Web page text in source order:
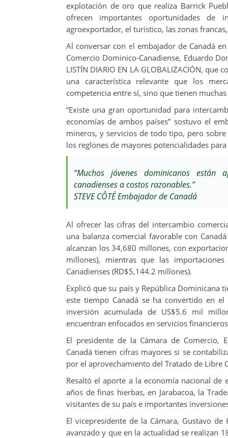
explotación de oro que realiza Barrick
ofrecen importantes oportunidades
agroexportador, el turístico, las zonas
Al conversar con el embajador de Canadá
Comercio Dominico-Canadiense, Eduardo
LISTÍN DIARIO EN LA GLOBALIZACIÓN,
una característica relevante que los
competencia entre sí, sino que tienen
“Existe una gran oportunidad para
economías de ambos países” sostuvo el
mineros, y servicios de todo tipo, pero
los reglones de mayores potencialidades
“Muchos jóvenes dominicanos
canadienses a costos razonables.”
STEVE CÔTÉ Embajador de Canadá
Al ofrecer las cifras del intercambio
una balanza comercial favorable con
alcanzan los 34,680 millones, con
millones), mientras que las
Canadienses (RD$5,144.2 millones).
Explicó que su país y República Dominicana
este tiempo Canadá se ha convertido en
inversión acumulada de US$5.6 mil
encuentran enfocados en servicios
El presidente de la Cámara de Comercio,
Canadá tienen cifras mayores si se
por el aprovechamiento del Tratado de Libre
Resaltó el aporte a la economía nacional
años de finas hierbas, en Jarabacoa, la
visitantes de su país e importantes
El vicepresidente de la Cámara, Gustavo
avanzado y que en la actualidad se realizan